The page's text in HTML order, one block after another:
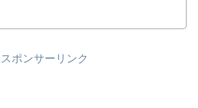
スポンサーリンク